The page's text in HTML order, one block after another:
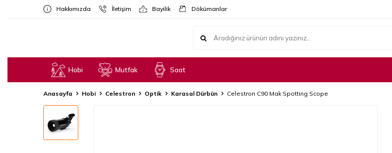
Hakkımızda İletişim Bayilik Dökümanlar
Hobi Mutfak Saat
Anasayfa Hobi Celestron Optik Karasal Dürbün Celestron C90 Mak Spotting Scope